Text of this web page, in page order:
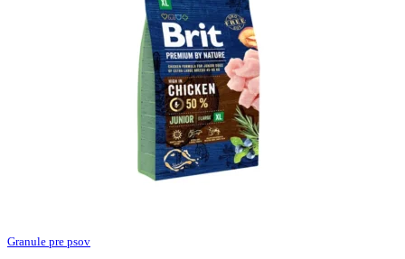
Granule pre psov